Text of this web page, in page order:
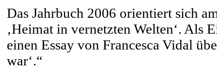
Das Jahrbuch 2006 orientiert sich
‚Heimat in vernetzten Welten‘. Als
einen Essay von Francesca Vidal
war‘.“